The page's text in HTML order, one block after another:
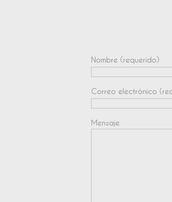
Nombre (requerido)
Correo electrónico
Mensaje